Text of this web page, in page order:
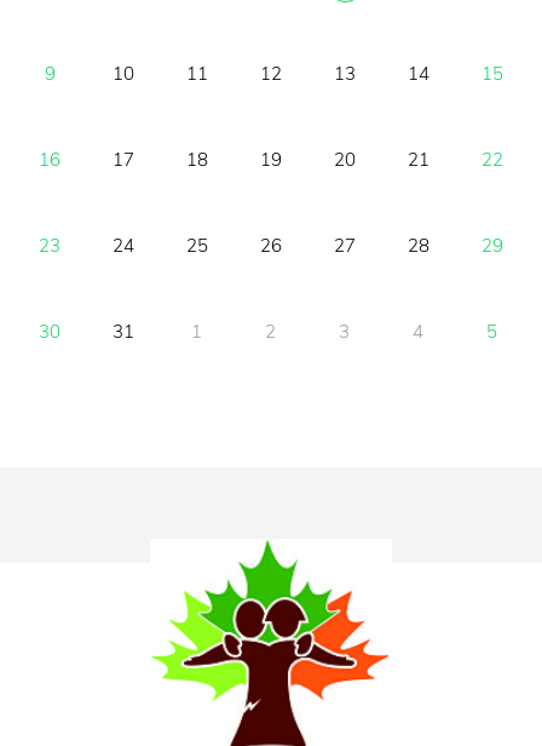
9 10 11 12 13 14 15
16 17 18 19 20 21 22
23 24 25 26 27 28 29
30 31 1 2 3 4 5